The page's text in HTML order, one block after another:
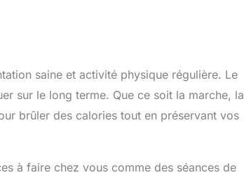
saine et activité physique régulière. Le
sur le long terme. Que ce soit la marche, la
brûler des calories tout en préservant vos
à faire chez vous comme des séances de